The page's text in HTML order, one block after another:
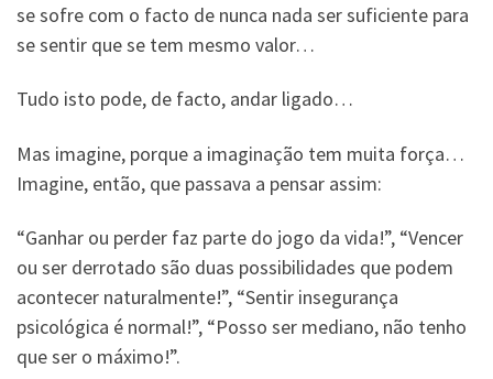
se sofre com o facto de nunca nada ser suficiente para
se sentir que se tem mesmo valor…
Tudo isto pode, de facto, andar ligado…
Mas imagine, porque a imaginação tem muita força…
Imagine, então, que passava a pensar assim:
“Ganhar ou perder faz parte do jogo da vida!”, “Vencer
ou ser derrotado são duas possibilidades que podem
acontecer naturalmente!”, “Sentir insegurança
psicológica é normal!”, “Posso ser mediano, não tenho
que ser o máximo!”.